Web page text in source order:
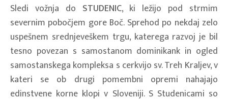
Sledi vožnja do STUDENIC, ki ležijo pod strmim
severnim pobočjem gore Boč. Sprehod po nekdaj zelo
uspešnem srednjeveškem trgu, katerega razvoj je bil
tesno povezan s samostanom dominikank in ogled
samostanskega kompleksa s cerkvijo sv. Treh Kraljev, v
kateri se ob drugi pomembni opremi nahajajo
edinstvene korne klopi v Sloveniji. S Studenicami so